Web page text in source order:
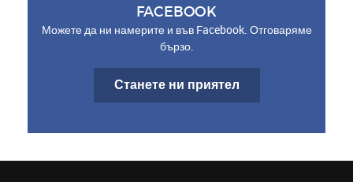
FACEBOOK
Можете да ни намерите и във Facebook. Отговаряме
бързо.
Станете ни приятел